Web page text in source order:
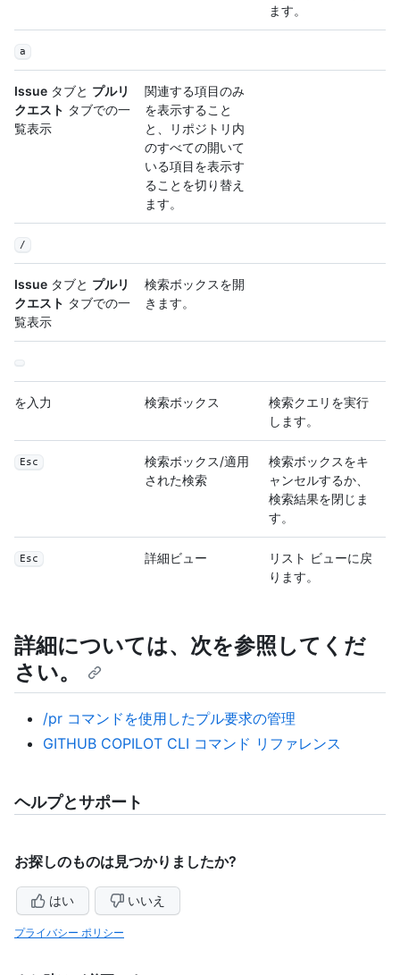
ます。
a
Issue タブと プルリ
クエスト タブでの一
覧表示
関連する項目のみ
を表示すること
と、リポジトリ内
のすべての開いて
いる項目を表示す
ることを切り替え
ます。
/
Issue タブと プルリ
クエスト タブでの一
覧表示
検索ボックスを開
きます。
を入力 検索ボックス
検索クエリを実行
します。
Esc
検索ボックス/適用
された検索
検索ボックスをキ
ャンセルするか、
検索結果を閉じま
す。
Esc 詳細ビュー
リスト ビューに戻
ります。
詳細については、次を参照してくだ
さい。
/pr コマンドを使用したプル要求の管理
GITHUB COPILOT CLI コマンド リファレンス
ヘルプとサポート
お探しのものは見つかりましたか?
はい いいえ
プライバシー ポリシー